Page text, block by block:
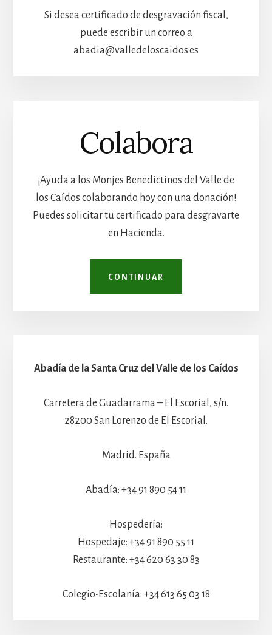
Si desea certificado de desgravación fiscal,
puede escribir un correo a
abadia@valledeloscaidos.es
Colabora
¡Ayuda a los Monjes Benedictinos del Valle de
los Caídos colaborando hoy con una donación!
Puedes solicitar tu certificado para desgravarte
en Hacienda.
CONTINUAR
Abadía de la Santa Cruz del Valle de los Caídos
Carretera de Guadarrama – El Escorial, s/n.
28200 San Lorenzo de El Escorial.
Madrid. España
Abadía: +34 91 890 54 11
Hospedería:
Hospedaje: +34 91 890 55 11
Restaurante: +34 620 63 30 83
Colegio-Escolanía: +34 613 65 03 18